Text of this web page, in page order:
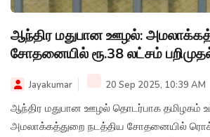
ஆந்திர மதுபான ஊழல்:
சோதனையில் ரூ.38 லட்சம்
Jayakumar 20 Sep 2025, 10:39 AM
ஆந்திர மதுபான ஊழல் தொடர்பாக தமிழகம்
அமலாக்கத்துறை நடத்திய சோதனையில்